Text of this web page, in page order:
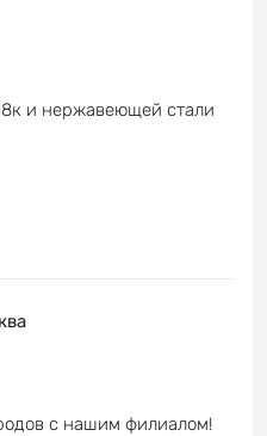
и нержавеющей стали
с нашим филиалом!